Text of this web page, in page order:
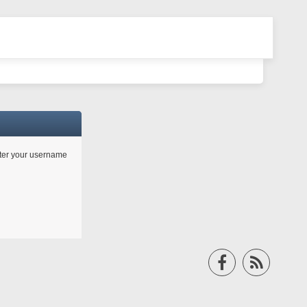
your username